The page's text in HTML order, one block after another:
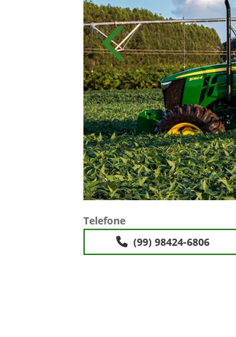
Anterior
Telefone
(99) 98424-6806